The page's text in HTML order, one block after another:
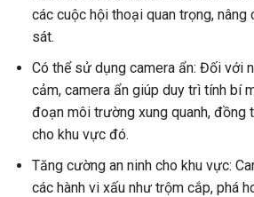
các cuộc hội thoại quan trọng, nâng
sát.
Có thể sử dụng camera ẩn: Đối với
cảm, camera ẩn giúp duy trì tính bí
đoạn môi trường xung quanh, đồng
cho khu vực đó.
Tăng cường an ninh cho khu vực:
các hành vi xấu như trộm cắp, phá